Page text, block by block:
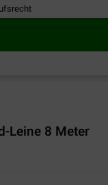
Leine 8 Meter